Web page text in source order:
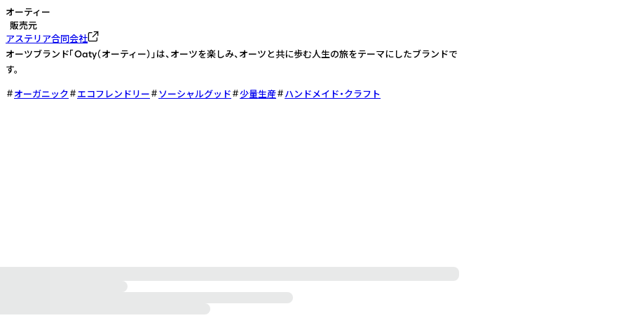
オーティー
販売元
アステリア合同会社
オーツブランド「Oaty（オーティー）」は、オーツを楽しみ、オーツと共に歩む人生の旅をテーマにしたブランドで
す。
オーガニック
エコフレンドリー ソーシャルグッド 少量生産 ハンドメイド・クラフト